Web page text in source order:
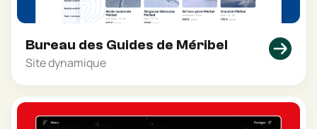
Bureau des Guides de Méribel
Site dynamique